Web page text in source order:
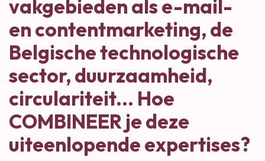
vakgebieden als e-mail-
en contentmarketing, de
Belgische technologische
sector, duurzaamheid,
circulariteit... Hoe
COMBINEER je deze
uiteenlopende expertises?